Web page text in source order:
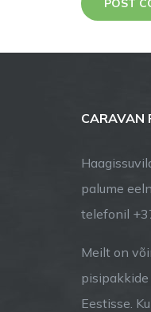
CARAVAN
palume
telefonil
Meilt on
Eestisse.